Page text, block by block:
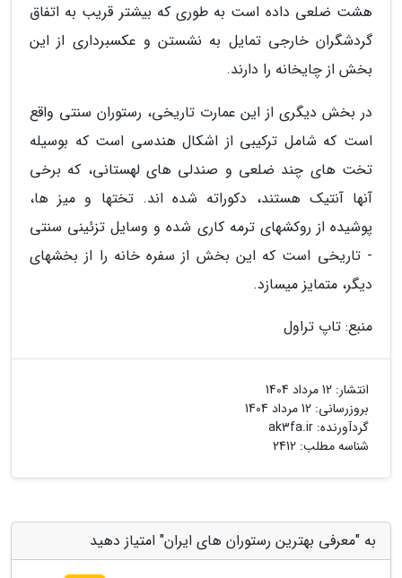
هشت ضلعی داده است به طوری که بیشتر قریب به اتفاق
گردشگران خارجی تمایل به نشستن و عکسبرداری از این
بخش از چایخانه را دارند.
در بخش دیگری از این عمارت تاریخی، رستوران سنتی واقع
است که شامل ترکیبی از اشکال هندسی است که بوسیله
تخت های چند ضلعی و صندلی های لهستانی، که برخی
آنها آنتیک هستند، دکوراته شده اند. تختها و میز ها،
پوشیده از روکشهای ترمه کاری شده و وسایل تزئینی سنتی
- تاریخی است که این بخش از سفره خانه را از بخشهای
دیگر، متمایز میسازد.
منبع: تاپ تراول
انتشار: 12 مرداد 1404
بروزرسانی: 12 مرداد 1404
گردآورنده: ak3fa.ir
شناسه مطلب: 2412
به "معرفی بهترین رستوران های ایران" امتیاز دهید